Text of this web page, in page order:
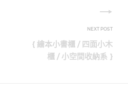
{ 繪本小書櫃 / 四面小木
櫃 / 小空間收納系 }